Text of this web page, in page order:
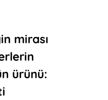
mirası
ürünü: